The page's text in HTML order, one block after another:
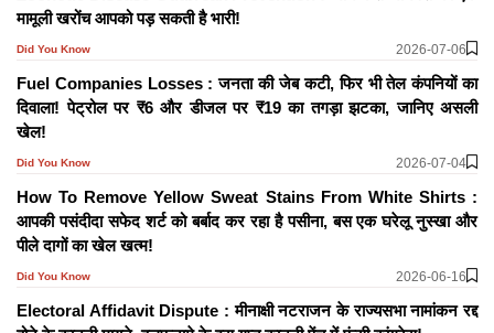
मामूली खरोंच आपको पड़ सकती है भारी!
Did You Know 2026-07-06
Fuel Companies Losses : जनता की जेब कटी, फिर भी तेल कंपनियों का
दिवाला! पेट्रोल पर ₹6 और डीजल पर ₹19 का तगड़ा झटका, जानिए असली
खेल!
Did You Know 2026-07-04
How To Remove Yellow Sweat Stains From White Shirts :
आपकी पसंदीदा सफेद शर्ट को बर्बाद कर रहा है पसीना, बस एक घरेलू नुस्खा और
पीले दागों का खेल खत्म!
Did You Know 2026-06-16
Electoral Affidavit Dispute : मीनाक्षी नटराजन के राज्यसभा नामांकन रद्द